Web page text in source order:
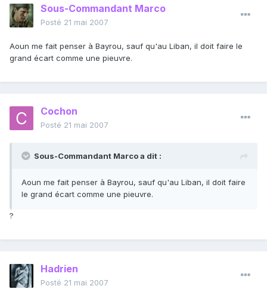
Sous-Commandant Marco
Posté 21 mai 2007
Aoun me fait penser à Bayrou, sauf qu'au Liban, il doit faire le
grand écart comme une pieuvre.
Cochon
Posté 21 mai 2007
Sous-Commandant Marco a dit :
Aoun me fait penser à Bayrou, sauf qu'au Liban, il doit faire
le grand écart comme une pieuvre.
?
Hadrien
Posté 21 mai 2007